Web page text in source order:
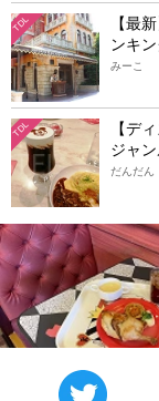
TDL
【最
ンキ
みーこ
TDL
【デ
ジャ
だんだん